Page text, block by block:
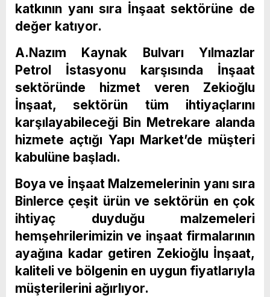
katkının yanı sıra İnşaat sektörüne de
değer katıyor.
A.Nazım Kaynak Bulvarı Yılmazlar
Petrol İstasyonu karşısında İnşaat
sektöründe hizmet veren Zekioğlu
İnşaat, sektörün tüm ihtiyaçlarını
karşılayabileceği Bin Metrekare alanda
hizmete açtığı Yapı Market’de müşteri
kabulüne başladı.
Boya ve İnşaat Malzemelerinin yanı sıra
Binlerce çeşit ürün ve sektörün en çok
ihtiyaç duyduğu malzemeleri
hemşehrilerimizin ve inşaat firmalarının
ayağına kadar getiren Zekioğlu İnşaat,
kaliteli ve bölgenin en uygun fiyatlarıyla
müşterilerini ağırlıyor.